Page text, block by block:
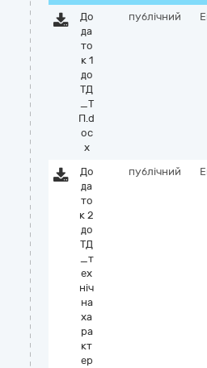
До
да
то
к 1
до
ТД
_Т
П.d
oc
x
публічний
До
да
то
к 2
до
ТД
_т
ех
ніч
на
ха
ра
кт
ер
публічний